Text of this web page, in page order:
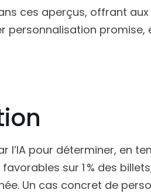
ces aperçus, offrant
personnalisation promise,
pour déterminer, en
sur 1 % des
Un cas concret de